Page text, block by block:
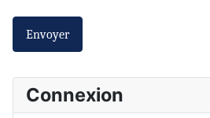
Envoyer
Connexion